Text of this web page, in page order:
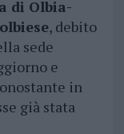
di Olbia-
, debito
sede
e
in
già stata